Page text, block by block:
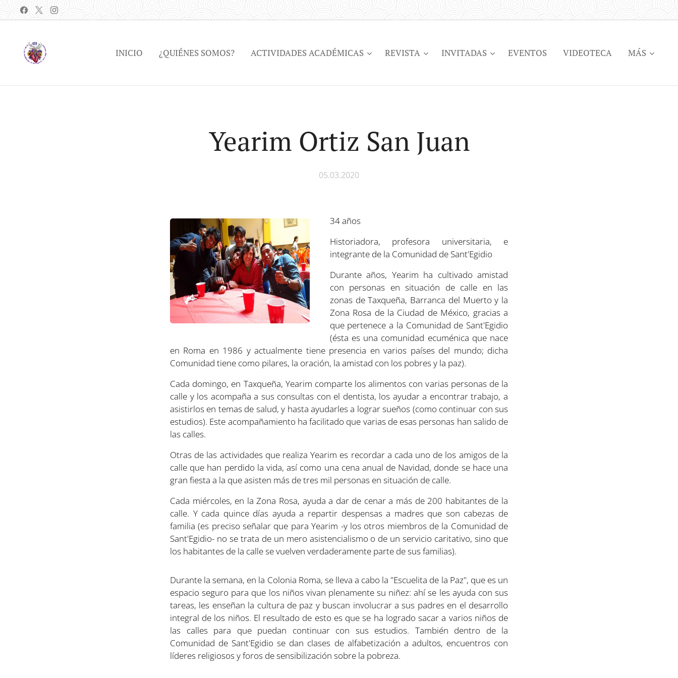
INICIO ¿QUIÉNES SOMOS? ACTIVIDADES ACADÉMICAS REVISTA INVITADAS EVENTOS VIDEOTECA MÁS
Yearim Ortiz San Juan
05.03.2020
34 años
Historiadora, profesora universitaria, e
integrante de la Comunidad de Sant'Egidio
Durante años, Yearim ha cultivado amistad
con personas en situación de calle en las
zonas de Taxqueña, Barranca del Muerto y la
Zona Rosa de la Ciudad de México, gracias a
que pertenece a la Comunidad de Sant'Egidio
(ésta es una comunidad ecuménica que nace
en Roma en 1986 y actualmente tiene presencia en varios países del mundo; dicha
Comunidad tiene como pilares, la oración, la amistad con los pobres y la paz).
Cada domingo, en Taxqueña, Yearim comparte los alimentos con varias personas de la
calle y los acompaña a sus consultas con el dentista, los ayudar a encontrar trabajo, a
asistirlos en temas de salud, y hasta ayudarles a lograr sueños (como continuar con sus
estudios). Este acompañamiento ha facilitado que varias de esas personas han salido de
las calles.
Otras de las actividades que realiza Yearim es recordar a cada uno de los amigos de la
calle que han perdido la vida, así como una cena anual de Navidad, donde se hace una
gran fiesta a la que asisten más de tres mil personas en situación de calle.
Cada miércoles, en la Zona Rosa, ayuda a dar de cenar a más de 200 habitantes de la
calle. Y cada quince días ayuda a repartir despensas a madres que son cabezas de
familia (es preciso señalar que para Yearim -y los otros miembros de la Comunidad de
Sant'Egidio- no se trata de un mero asistencialismo o de un servicio caritativo, sino que
los habitantes de la calle se vuelven verdaderamente parte de sus familias).
Durante la semana, en la Colonia Roma, se lleva a cabo la "Escuelita de la Paz", que es un
espacio seguro para que los niños vivan plenamente su niñez: ahí se les ayuda con sus
tareas, les enseñan la cultura de paz y buscan involucrar a sus padres en el desarrollo
integral de los niños. El resultado de esto es que se ha logrado sacar a varios niños de
las calles para que puedan continuar con sus estudios. También dentro de la
Comunidad de Sant'Egidio se dan clases de alfabetización a adultos, encuentros con
líderes religiosos y foros de sensibilización sobre la pobreza.